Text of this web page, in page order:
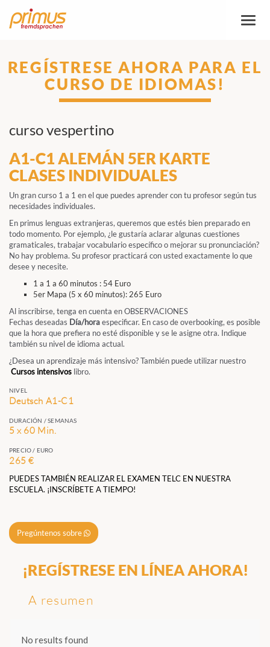
REGÍSTRESE AHORA PARA EL
CURSO DE IDIOMAS!
curso vespertino
A1-C1 ALEMÁN 5ER KARTE
CLASES INDIVIDUALES
Un gran curso 1 a 1 en el que puedes aprender con tu profesor según tus
necesidades individuales.
En primus lenguas extranjeras, queremos que estés bien preparado en
todo momento. Por ejemplo, ¿le gustaría aclarar algunas cuestiones
gramaticales, trabajar vocabulario específico o mejorar su pronunciación?
No hay problema. Su profesor practicará con usted exactamente lo que
desee y necesite.
1 a 1 a 60 minutos : 54 Euro
5er Mapa (5 x 60 minutos): 265 Euro
Al inscribirse, tenga en cuenta en OBSERVACIONES
Fechas deseadas Día/horaespecificar. En caso de overbooking, es posible
que la hora que prefiera no esté disponible y se le asigne otra. Indique
también su nivel de idioma actual.
¿Desea un aprendizaje más intensivo? También puede utilizar nuestro
Cursos intensivos libro.
NIVEL
Deutsch A1-C1
DURACIÓN / SEMANAS
5 x 60 Min.
PRECIO / EURO
265 €
PUEDES TAMBIÉN REALIZAR EL EXAMEN TELC EN NUESTRA
ESCUELA. ¡INSCRÍBETE A TIEMPO!
Pregúntenos sobre
¡REGÍSTRESE EN LÍNEA AHORA!
A resumen